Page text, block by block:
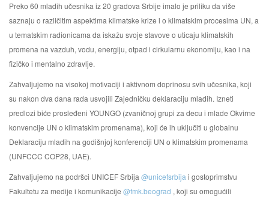
Preko 60 mladih učesnika iz 20 gradova Srbije imalo je priliku da više
saznaju o različitim aspektima klimatske krize i o klimatskim procesima UN, a
u tematskim radionicama da iskažu svoje stavove o uticaju klimatskih
promena na vazduh, vodu, energiju, otpad i cirkularnu ekonomiju, kao i na
fizičko i mentalno zdravlje.
Zahvaljujemo na visokoj motivaciji i aktivnom doprinosu svih učesnika, koji
su nakon dva dana rada usvojili Zajedničku deklaraciju mladih. Izneti
predlozi biće prosleđeni YOUNGO (zvaničnoj grupi za decu i mlade Okvirne
konvencije UN o klimatskim promenama), koji će ih uključiti u globalnu
Deklaraciju mladih na godišnjoj konferenciji UN o klimatskim promenama
(UNFCCC COP28, UAE).
Zahvaljujemo na podršci UNICEF Srbija @unicefsrbija i gostoprimstvu
Fakultetu za medije i komunikacije @fmk.beograd , koji su omogućili